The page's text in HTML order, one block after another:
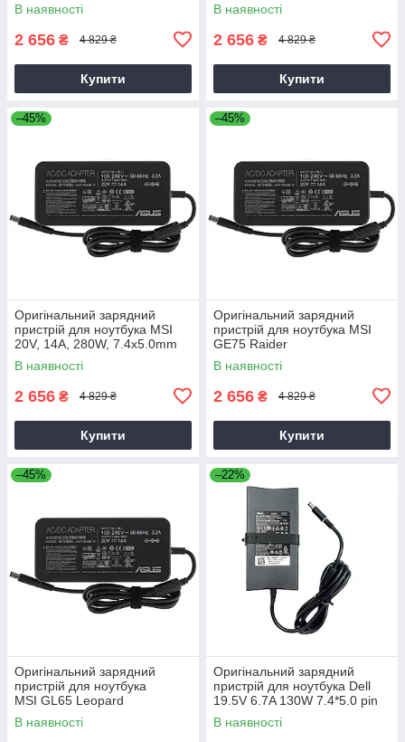
В наявності
2 656 ₴ 4 829 ₴
Купити
В наявності
2 656 ₴ 4 829 ₴
Купити
–45%
Оригінальний зарядний
пристрій для ноутбука MSI
20V, 14A, 280W, 7.4x5.0mm
В наявності
2 656 ₴ 4 829 ₴
Купити
–45%
Оригінальний зарядний
пристрій для ноутбука MSI
GE75 Raider
В наявності
2 656 ₴ 4 829 ₴
Купити
–45%
Оригінальний зарядний
пристрій для ноутбука
MSI GL65 Leopard
В наявності
–22%
Оригінальний зарядний
пристрій для ноутбука Dell
19.5V 6.7A 130W 7.4*5.0 pin
Slim (PA-4E)
В наявності